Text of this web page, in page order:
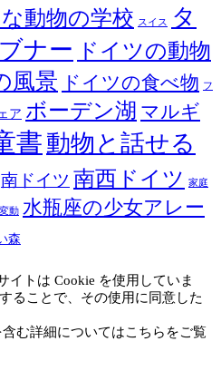
動物の学校 スイス
タ
ナー ドイツの動物
風景 ドイツの食べ物 フ
ア ボーデン湖 マルギ
書 動物と話せる
南ドイツ 南西ドイツ 家庭
動 水瓶座の少女アレー
森
イトは Cookie を使用していま
ることで、その使用に同意した
む詳細についてはこちらをご覧